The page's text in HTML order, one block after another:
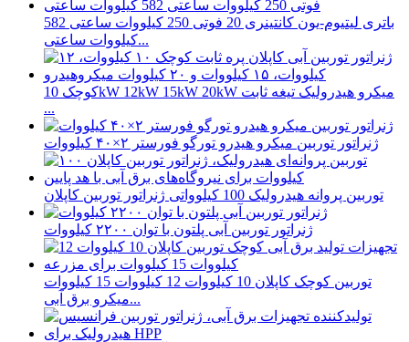
باتری لیتیوم-یون کانتینری 20 فوتی 250 کیلووات ساعتی 582
کیلووات ساعتی...
کوچک 10kW 12kW 15kW 20kW میکرو هیدرولیک تیغه ثابت
...
ژنراتور توربین میکرو هیدرو تورگو فورستر ۲×۴۰ کیلووات
توربین پروانه هیدرولیک 100 کیلوواتی ژنراتور توربین کاپلان
ژنراتور توربین آبی پلتون با توان ۲۲۰۰ کیلووات
توربین کوچک کاپلان 10 کیلووات 12 کیلووات 15 کیلووات
میکرو برق آبی...